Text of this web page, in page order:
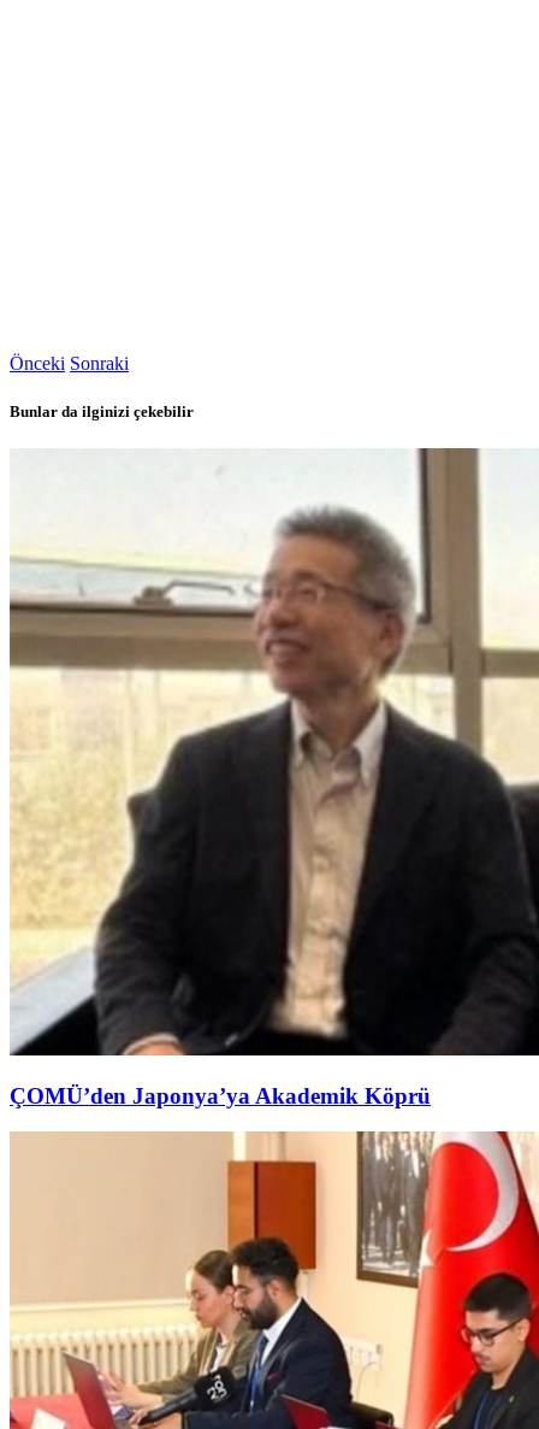
Önceki Sonraki
Bunlar da ilginizi çekebilir
ÇOMÜ’den Japonya’ya Akademik Köprü